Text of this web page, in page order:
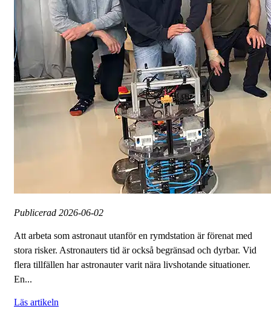
Publicerad 2026-06-02
Att arbeta som astronaut utanför en rymdstation är förenat med
stora risker. Astronauters tid är också begränsad och dyrbar. Vid
flera tillfällen har astronauter varit nära livshotande situationer.
En...
Läs artikeln